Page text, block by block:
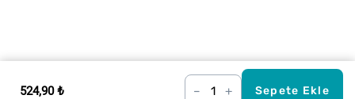
524,90 ₺ – + Sepete Ekle